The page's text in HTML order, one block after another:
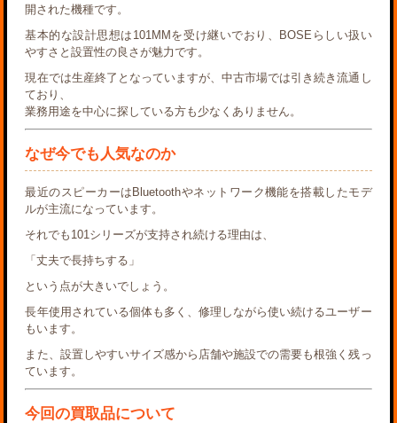
開された機種です。
基本的な設計思想は101MMを受け継いでおり、BOSEらしい扱い
やすさと設置性の良さが魅力です。
現在では生産終了となっていますが、中古市場では引き続き流通し
ており、
業務用途を中心に探している方も少なくありません。
なぜ今でも人気なのか
最近のスピーカーはBluetoothやネットワーク機能を搭載したモデ
ルが主流になっています。
それでも101シリーズが支持され続ける理由は、
「丈夫で長持ちする」
という点が大きいでしょう。
長年使用されている個体も多く、修理しながら使い続けるユーザー
もいます。
また、設置しやすいサイズ感から店舗や施設での需要も根強く残っ
ています。
今回の買取品について